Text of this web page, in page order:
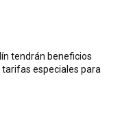
tendrán beneficios
especiales para